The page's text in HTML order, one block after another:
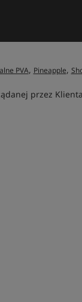
PVA, Pineapple,
przez